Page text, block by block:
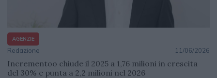
AGENZIE
Redazione 11/06/2026
Incrementoo chiude il 2025 a 1,76 milioni in crescita
del 30% e punta a 2,2 milioni nel 2026